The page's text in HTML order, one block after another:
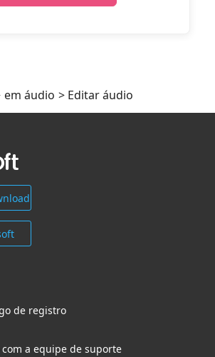
em áudio > Editar áudio
de registro
a equipe de suporte